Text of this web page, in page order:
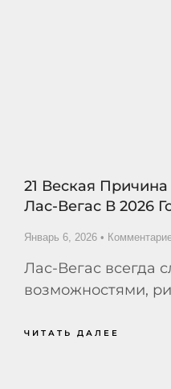
21 Веская
Лас-Вегас В 2026
Январь 6, 2026
Лас-Вегас всегда
возможностями,
ЧИТАТЬ ДАЛЕЕ